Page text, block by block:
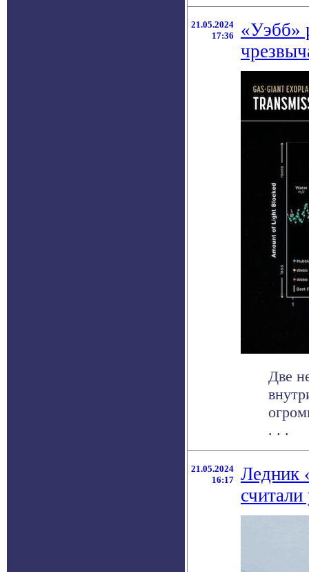
21.05.2024
17:36
«Уэбб»
Две
. . .
21.05.2024
16:17
Ледник